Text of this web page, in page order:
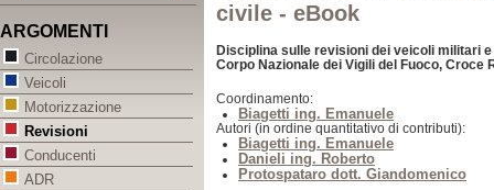
civile - eBook
Disciplina sulle revisioni dei veicoli militari
Corpo Nazionale dei Vigili del Fuoco, Croce
Coordinamento:
Biagetti ing. Emanuele
Autori (in ordine quantitativo di contributi):
Biagetti ing. Emanuele
Danieli ing. Roberto
Protospataro dott. Giandomenico
ARGOMENTI
Circolazione
Veicoli
Motorizzazione
Revisioni
Conducenti
ADR